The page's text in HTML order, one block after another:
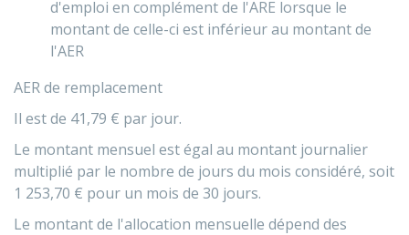
d'emploi en complément de l'ARE lorsque le
montant de celle-ci est inférieur au montant de
l'AER
AER de remplacement
Il est de 41,79 € par jour.
Le montant mensuel est égal au montant journalier
multiplié par le nombre de jours du mois considéré, soit
1 253,70 € pour un mois de 30 jours.
Le montant de l'allocation mensuelle dépend des